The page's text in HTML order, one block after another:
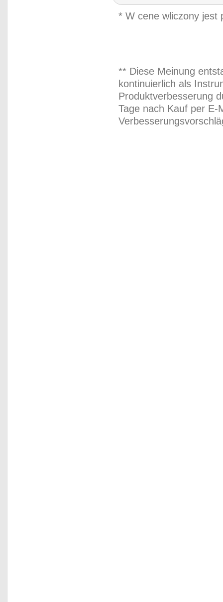
* W cene wliczony jest
** Diese Meinung
kontinuierlich als
Produktverbesserung
Tage nach Kauf per E-